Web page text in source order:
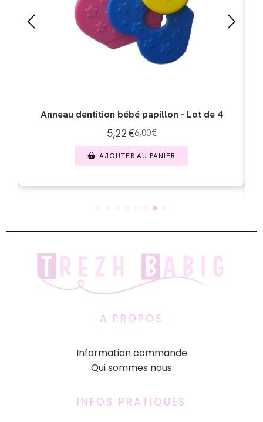
Anneau dentition bébé clé - Lot de 5
6,50 €7,50 €
A PROPOS
Information commande
Qui sommes nous
INFOS PRATIQUES